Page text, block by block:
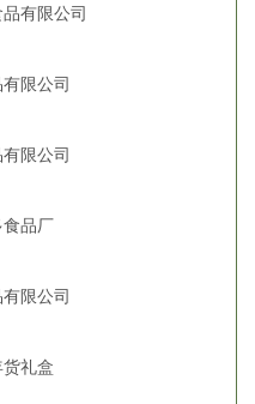
有限公司
限公司
限公司
品厂
限公司
礼盒